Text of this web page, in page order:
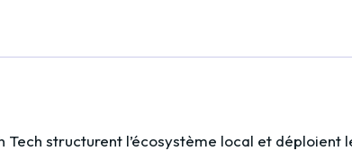
Tech structurent l’écosystème local et déploient